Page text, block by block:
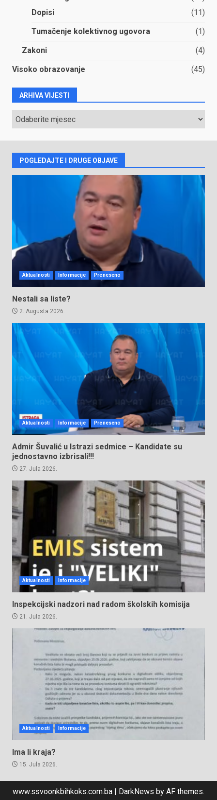
Dopisi
(11)
Tumačenje kolektivnog ugovora (1)
Zakoni (4)
Visoko obrazovanje (45)
ARHIVA VIJESTI
ARHIVA
VIJESTI
POGLEDAJTE I DRUGE OBJAVE
Aktualnosti Informacije Preneseno
Nestali sa liste?
2. Augusta 2026.
Aktualnosti Informacije Preneseno
Admir Šuvalić u Istrazi sedmice – Kandidate su
jednostavno izbrisali!!!
27. Jula 2026.
Aktualnosti Informacije
Inspekcijski nadzori nad radom školskih komisija
21. Jula 2026.
Aktualnosti Informacije
Ima li kraja?
15. Jula 2026.
www.ssvoonkbihkoks.com.ba DarkNews by AF themes.